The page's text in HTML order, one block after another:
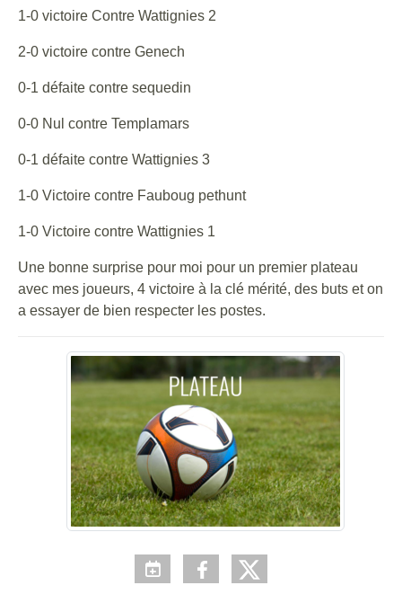
1-0 victoire Contre Wattignies 2
2-0 victoire contre Genech
0-1 défaite contre sequedin
0-0 Nul contre Templamars
0-1 défaite contre Wattignies 3
1-0 Victoire contre Fauboug pethunt
1-0 Victoire contre Wattignies 1
Une bonne surprise pour moi pour un premier plateau
avec mes joueurs, 4 victoire à la clé mérité, des buts et on
a essayer de bien respecter les postes.